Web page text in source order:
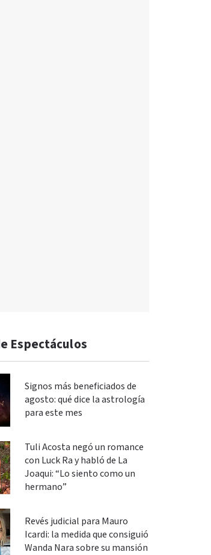
Espectáculos
Signos más beneficiados de
agosto: qué dice la astrología
para este mes
Tuli Acosta negó un romance
con Luck Ra y habló de La
Joaqui: “Lo siento como un
hermano”
Revés judicial para Mauro
Icardi: la medida que consiguió
Wanda Nara sobre su mansión